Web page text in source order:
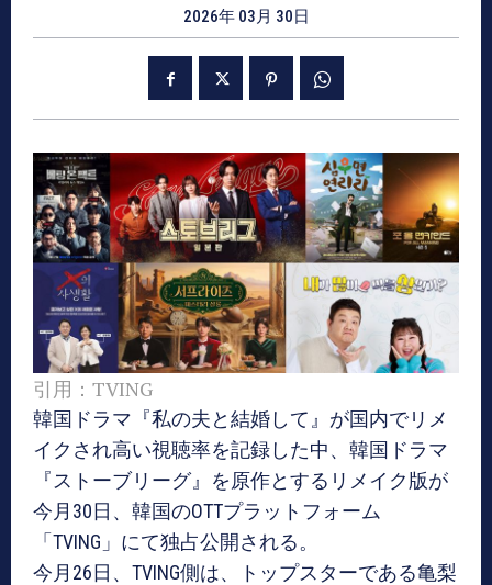
2026年 03月 30日
引用：TVING
韓国ドラマ『私の夫と結婚して』が国内でリメ
イクされ高い視聴率を記録した中、韓国ドラマ
『ストーブリーグ』を原作とするリメイク版が
今月30日、韓国のOTTプラットフォーム
「TVING」にて独占公開される。
今月26日、TVING側は、トップスターである亀梨